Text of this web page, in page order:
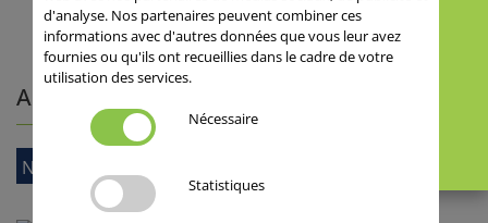
Accueil/ SAATEN-UNION
A propos de Saaten-Union
Notre métier : semencier
d'analyse. Nos partenaires peuvent combiner ces
informations avec d'autres données que vous leur avez
fournies ou qu'ils ont recueillies dans le cadre de votre
utilisation des services.
Nécessaire
Statistiques